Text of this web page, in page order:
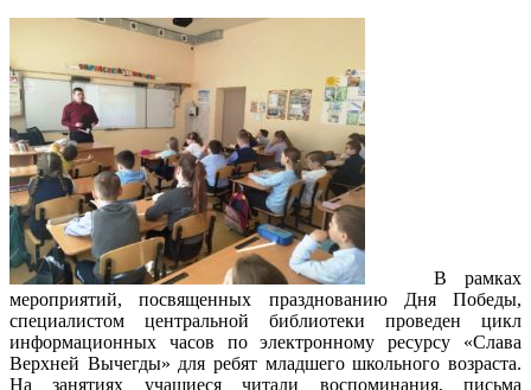
В рамках
мероприятий, посвященных празднованию Дня Победы,
специалистом центральной библиотеки проведен цикл
информационных часов по электронному ресурсу «Слава
Верхней Вычегды» для ребят младшего школьного возраста.
На занятиях учащиеся читали воспоминания, письма